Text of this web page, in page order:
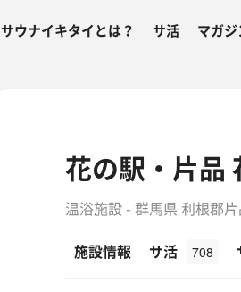
サウナイキタイとは？ サ活 マガジ
花の駅・片品
温浴施設 - 群馬県 利根郡
施設情報
サ活 708